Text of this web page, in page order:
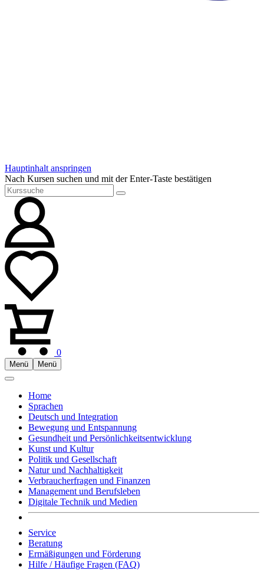
Hauptinhalt anspringen
Nach Kursen suchen und mit der Enter-Taste bestätigen
0
Menü Menü
Home
Sprachen
Deutsch und Integration
Bewegung und Entspannung
Gesundheit und Persönlichkeitsentwicklung
Kunst und Kultur
Politik und Gesellschaft
Natur und Nachhaltigkeit
Verbraucherfragen und Finanzen
Management und Berufsleben
Digitale Technik und Medien
Service
Beratung
Ermäßigungen und Förderung
Hilfe / Häufige Fragen (FAQ)